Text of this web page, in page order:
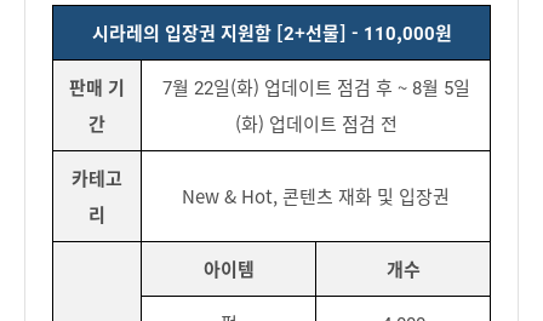
시라레의 입장권 지원함 [2+선물] - 110,000원
판매 기
간
7월 22일(화) 업데이트 점검 후 ~ 8월 5일
(화) 업데이트 점검 전
카테고
리
New & Hot, 콘텐츠 재화 및 입장권
아이템 개수